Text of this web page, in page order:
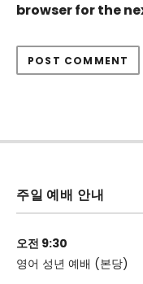
browser for the
주일 예배 안내
오전 9:30
영어 성년 예배 (본당)